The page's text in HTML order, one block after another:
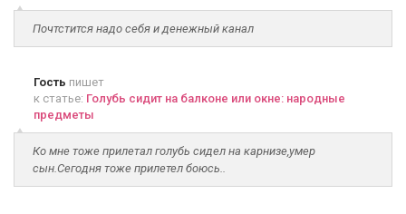
Почтстится надо себя и денежный канал
Гость пишет
к статье: Голубь сидит на балконе или окне: народные
предметы
Ко мне тоже прилетал голубь сидел на карнизе,умер
сын.Сегодня тоже прилетел боюсь..